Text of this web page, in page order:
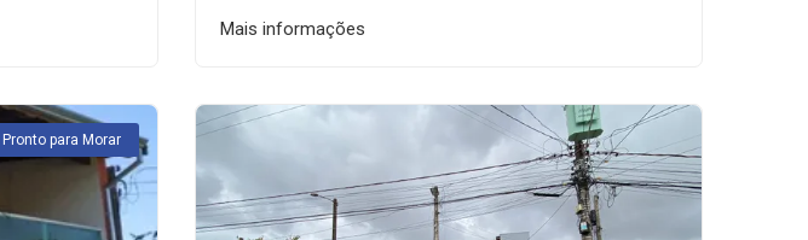
Mais informações
Pronto para Morar